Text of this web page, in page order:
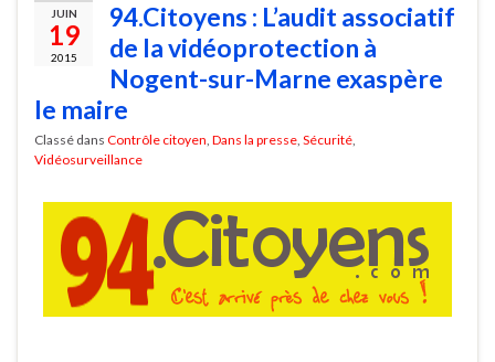
JUIN
19
2015
94.Citoyens : L’audit associatif
de la vidéoprotection à
Nogent-sur-Marne exaspère
le maire
Classé dans Contrôle citoyen, Dans la presse, Sécurité,
Vidéosurveillance